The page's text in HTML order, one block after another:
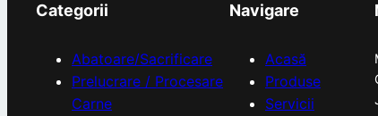
Categorii
Abatoare/Sacrificare
Prelucrare / Procesare
Carne
Navigare
Acasă
Produse
Servicii